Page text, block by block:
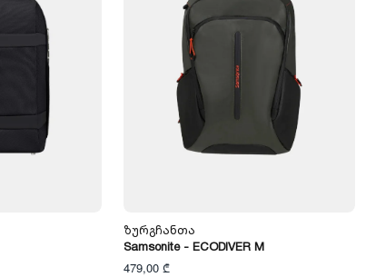
Ზურგჩანთა
Samsonite - ECODIVER M
479,00 ₾